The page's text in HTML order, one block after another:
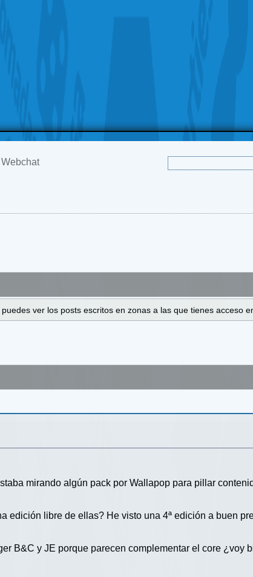
Webchat
ver los posts escritos en zonas a las que tienes acceso
mirando algún pack por Wallapop para pillar
edición libre de ellas? He visto una 4ª edición a buen
B&C y JE porque parecen complementar el core ¿voy